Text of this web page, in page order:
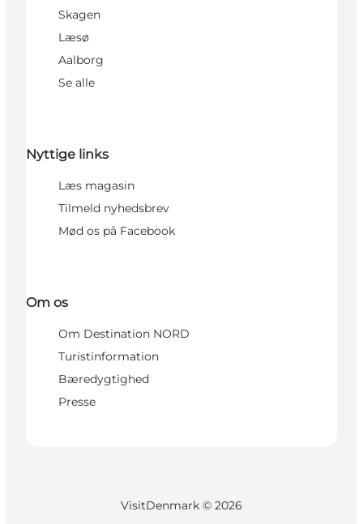
Skagen
Læsø
Aalborg
Se alle
Nyttige links
Læs magasin
Tilmeld nyhedsbrev
Mød os på Facebook
Om os
Om Destination NORD
Turistinformation
Bæredygtighed
Presse
VisitDenmark © 2026